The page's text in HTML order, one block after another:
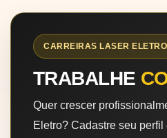
CARREIRAS LASER ELETRO
TRABALHE
Quer crescer
Eletro? Cadastre seu